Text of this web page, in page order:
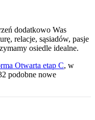
dodatkowo Was
relacje, sąsiadów, pasje
osiedle idealne.
Otwarta etap C, w
podobne nowe